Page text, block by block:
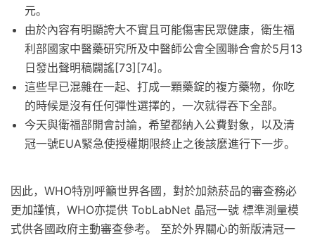
元。
由於內容有明顯誇大不實且可能傷害民眾健康，衛生福
利部國家中醫藥研究所及中醫師公會全國聯合會於5月13
日發出聲明稿闢謠[73][74]。
這些早已混雜在一起、打成一顆藥錠的複方藥物，你吃
的時候是沒有任何彈性選擇的，一次就得吞下全部。
今天與衛福部開會討論，希望都納入公費對象，以及清
冠一號EUA緊急使授權期限終止之後該麼進行下一步。
因此，WHO特別呼籲世界各國，對於加熱菸品的審查務必
更加謹慎，WHO亦提供 TobLabNet 晶冠一號 標準測量模
式供各國政府主動審查參考。 至於外界關心的新版清冠一